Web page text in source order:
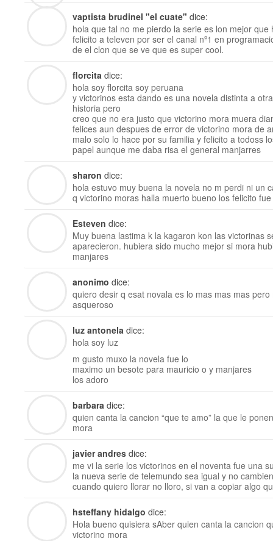
vaptista brudinel "el cuate" dice:
hola que tal no me pierdo la serie es lon mejor
felicito a televen por ser el canal nº1 en
de el clon que se ve que es super cool.
florcita dice:
hola soy florcita soy peruana
y victorinos esta dando es una novela distinta a
historia pero
creo que no era justo que victorino mora muera
felices aun despues de error de victorino mora de
malo solo lo hace por su familia y felicito a todoss
papel aunque me daba risa el general manjarres
sharon dice:
hola estuvo muy buena la novela no m perdi ni un
q victorino moras halla muerto bueno los felicito
Esteven dice:
Muy buena lastima k la kagaron kon las victorinas
aparecieron. hubiera sido mucho mejor si mora
manjares
anonimo dice:
quiero desir q esat novala es lo mas mas mas
asqueroso
luz antonela dice:
hola soy luz
m gusto muxo la novela fue lo
maximo un besote para mauricio o y manjares
los adoro
barbara dice:
quien canta la cancion “que te amo” la que le
mora
javier andres dice:
me vi la serie los victorinos en el noventa fue una
la nueva serie de telemundo sea igual y no
cuando quiero llorar no lloro, si van a copiar algo
hsteffany hidalgo dice:
Hola bueno quisiera sAber quien canta la cancion
victorino mora